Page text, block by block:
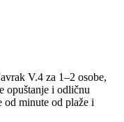
V.4 za 1–2 osobe,
opuštanje i odličnu
od minute od plaže i